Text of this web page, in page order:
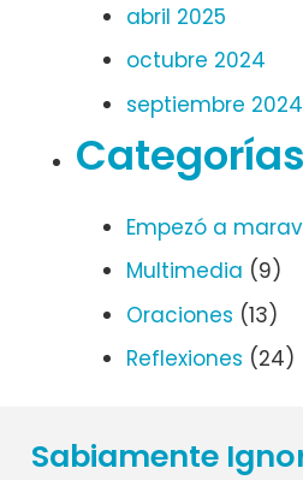
abril 2025
octubre 2024
septiembre 2024
Categorías
Empezó a
Multimedia (9)
Oraciones (13)
Reflexiones (24)
Sabiamente